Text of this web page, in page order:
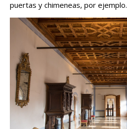
puertas y chimeneas, por ejemplo.